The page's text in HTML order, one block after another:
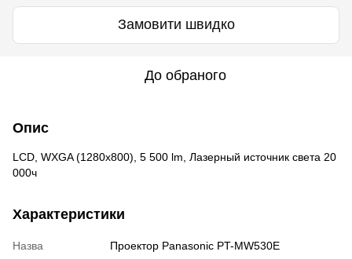
Замовити швидко
До обраного
Опис
LCD, WXGA (1280x800), 5 500 lm, Лазерный источник света 20
000ч
Характеристики
Назва Проектор Panasonic PT-MW530E